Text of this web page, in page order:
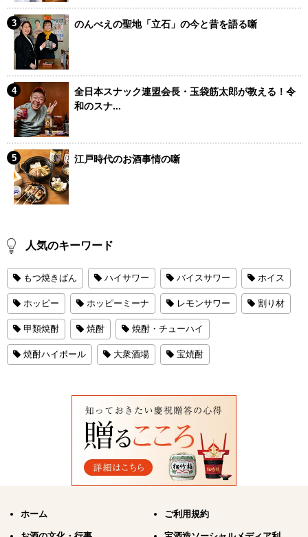
のんべえの聖地「立石」の今と昔を語る噺
全日本スナック連盟会長・玉袋筋太郎が教える！令
和のスナ...
江戸時代のお酒事情の噺
人気のキーワード
もつ焼きばん ハイサワー バイスサワー ホイス
ホッピー ホッピーミーナ レモンサワー 割り材
甲類焼酎 焼酎 焼酎・チューハイ
焼酎ハイボール 大衆酒場 宝焼酎
ホーム ご利用規約